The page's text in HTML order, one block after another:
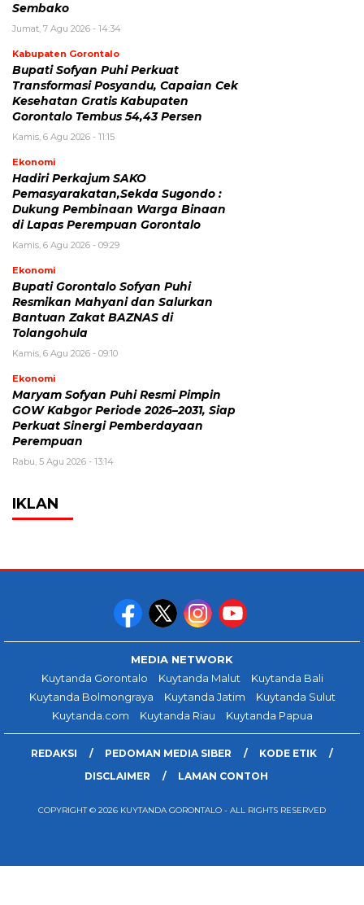
Sembako
Jumat, 7 Agu 2026 - 14:34
Kabupaten Gorontalo
Bupati Sofyan Puhi Perkuat
Transformasi Posyandu, Capaian Cek
Kesehatan Gratis Kabupaten
Gorontalo Tembus 54,43 Persen
Kamis, 6 Agu 2026 - 11:15
Ekonomi
Hadiri Perkajum SAKO
Pemasyarakatan,Sekda Sugondo :
Dukung Pembinaan Warga Binaan
di Lapas Perempuan Gorontalo
Kamis, 6 Agu 2026 - 09:29
Ekonomi
Bupati Gorontalo Sofyan Puhi
Resmikan Mahyani dan Salurkan
Bantuan Zakat BAZNAS di
Tolangohula
Kamis, 6 Agu 2026 - 09:10
Ekonomi
Maryam Sofyan Puhi Resmi Pimpin
GOW Kabgor Periode 2026–2031, Siap
Perkuat Sinergi Pemberdayaan
Perempuan
Rabu, 5 Agu 2026 - 13:14
IKLAN
MEDIA NETWORK
Kuytanda Gorontalo
Kuytanda Malut
Kuytanda Bali
Kuytanda Bolmongraya
Kuytanda Jatim
Kuytanda Sulut
Kuytanda.com
Kuytanda Riau Kuytanda Papua
REDAKSI PEDOMAN MEDIA SIBER
KODE ETIK
DISCLAIMER
LAMAN CONTOH
COPYRIGHT © 2026 KUYTANDA GORONTALO - ALL RIGHTS RESERVED